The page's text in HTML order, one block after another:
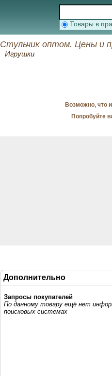
Товары в
Стульчик оптом. Цены и
Игрушки
Возможно, что
Попробуйте
Дополнительно
Запросы покупателей
По данному товару ещё нет
поисковых системах